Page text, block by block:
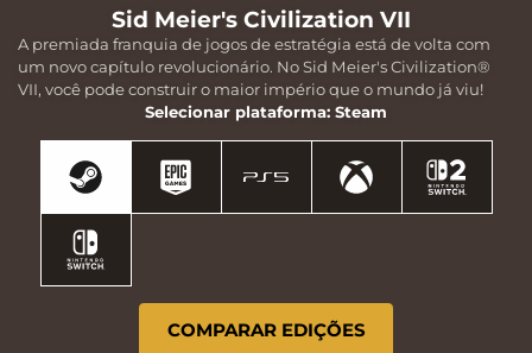
Sid Meier's Civilization VII
A premiada franquia de jogos de estratégia está de volta com
um novo capítulo revolucionário. No Sid Meier's Civilization®
VII, você pode construir o maior império que o mundo já viu!
Selecionar plataforma: Steam
COMPARAR EDIÇÕES